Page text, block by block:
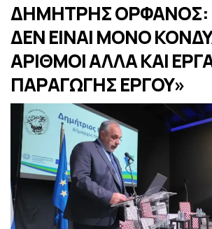
ΔΗΜΗΤΡΗΣ ΟΡΦΑΝΟΣ:
ΔΕΝ ΕΙΝΑΙ ΜΟΝΟ
ΑΡΙΘΜΟΙ ΑΛΛΑ ΚΑΙ
ΠΑΡΑΓΩΓΗΣ ΕΡΓΟΥ»